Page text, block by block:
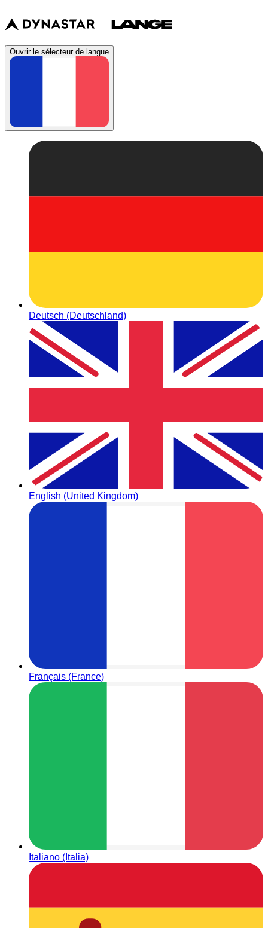
Ouvrir le sélecteur de langue
Deutsch (Deutschland)
English (United Kingdom)
Français (France)
Italiano (Italia)